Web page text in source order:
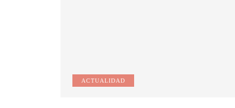
ACTUALIDAD